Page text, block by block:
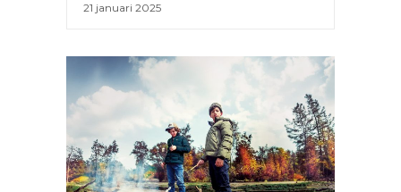
21 januari 2025